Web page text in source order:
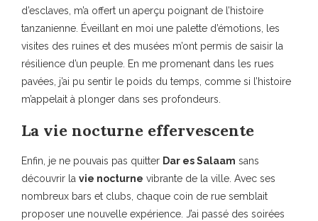
d’esclaves, m’a offert un aperçu poignant de l’histoire
tanzanienne. Éveillant en moi une palette d’émotions, les
visites des ruines et des musées m’ont permis de saisir la
résilience d’un peuple. En me promenant dans les rues
pavées, j’ai pu sentir le poids du temps, comme si l’histoire
m’appelait à plonger dans ses profondeurs.
La vie nocturne effervescente
Enfin, je ne pouvais pas quitter Dar es Salaam sans
découvrir la vie nocturne vibrante de la ville. Avec ses
nombreux bars et clubs, chaque coin de rue semblait
proposer une nouvelle expérience. J’ai passé des soirées